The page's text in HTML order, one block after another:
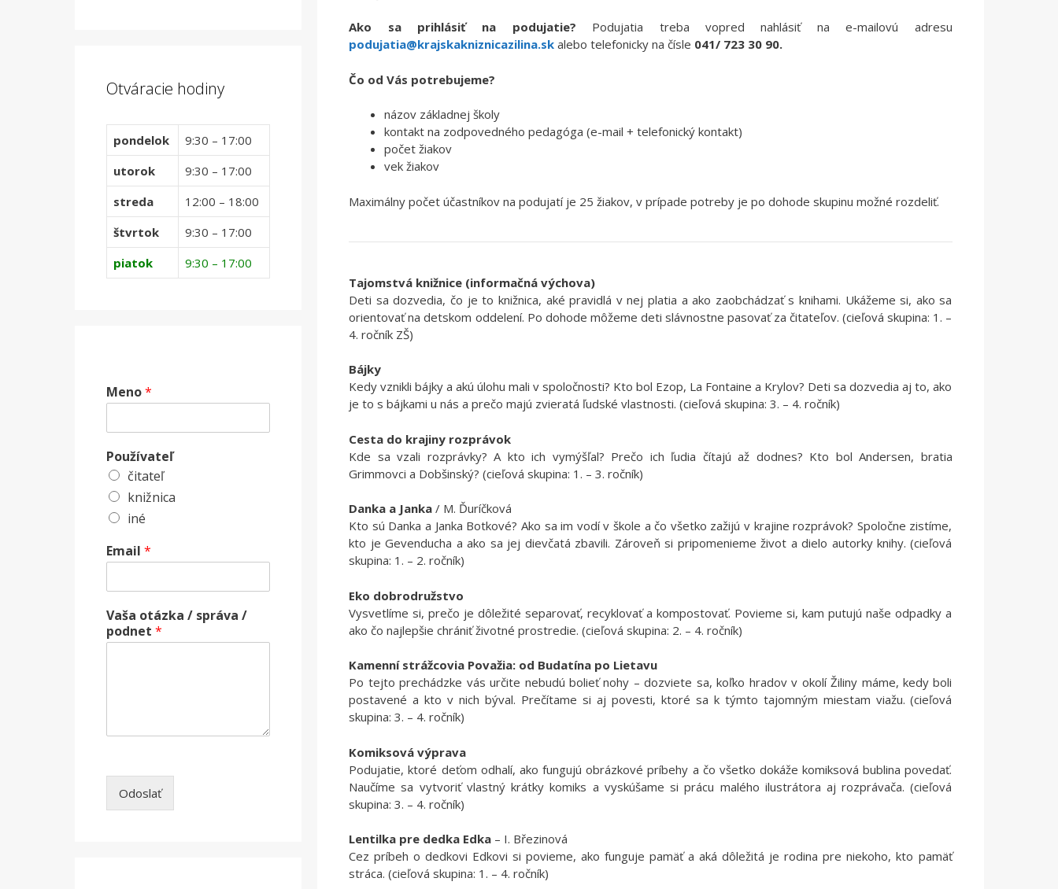
Ako sa prihlásiť na podujatie? Podujatia treba vopred nahlásiť na e-mailovú adresu
podujatia@krajskakniznicazilina.sk alebo telefonicky na čísle 041/ 723 30 90.
Čo od Vás potrebujeme?
názov základnej školy
kontakt na zodpovedného pedagóga (e-mail + telefonický kontakt)
počet žiakov
vek žiakov
Maximálny počet účastníkov na podujatí je 25 žiakov, v prípade potreby je po dohode skupinu možné rozdeliť.
Tajomstvá knižnice (informačná výchova)
Deti sa dozvedia, čo je to knižnica, aké pravidlá v nej platia a ako zaobchádzať s knihami. Ukážeme si, ako sa
orientovať na detskom oddelení. Po dohode môžeme deti slávnostne pasovať za čitateľov. (cieľová skupina: 1. –
4. ročník ZŠ)
Bájky
Kedy vznikli bájky a akú úlohu mali v spoločnosti? Kto bol Ezop, La Fontaine a Krylov? Deti sa dozvedia aj to, ako
je to s bájkami u nás a prečo majú zvieratá ľudské vlastnosti. (cieľová skupina: 3. – 4. ročník)
Cesta do krajiny rozprávok
Kde sa vzali rozprávky? A kto ich vymýšľal? Prečo ich ľudia čítajú až dodnes? Kto bol Andersen, bratia
Grimmovci a Dobšinský? (cieľová skupina: 1. – 3. ročník)
Danka a Janka / M. Ďuríčková
Kto sú Danka a Janka Botkové? Ako sa im vodí v škole a čo všetko zažijú v krajine rozprávok? Spoločne zistíme,
kto je Gevenducha a ako sa jej dievčatá zbavili. Zároveň si pripomenieme život a dielo autorky knihy. (cieľová
skupina: 1. – 2. ročník)
Eko dobrodružstvo
Vysvetlíme si, prečo je dôležité separovať, recyklovať a kompostovať. Povieme si, kam putujú naše odpadky a
ako čo najlepšie chrániť životné prostredie. (cieľová skupina: 2. – 4. ročník)
Kamenní strážcovia Považia: od Budatína po Lietavu
Po tejto prechádzke vás určite nebudú bolieť nohy – dozviete sa, koľko hradov v okolí Žiliny máme, kedy boli
postavené a kto v nich býval. Prečítame si aj povesti, ktoré sa k týmto tajomným miestam viažu. (cieľová
skupina: 3. – 4. ročník)
Komiksová výprava
Podujatie, ktoré deťom odhalí, ako fungujú obrázkové príbehy a čo všetko dokáže komiksová bublina povedať.
Naučíme sa vytvoriť vlastný krátky komiks a vyskúšame si prácu malého ilustrátora aj rozprávača. (cieľová
skupina: 3. – 4. ročník)
Lentilka pre dedka Edka – I. Březinová
Cez príbeh o dedkovi Edkovi si povieme, ako funguje pamäť a aká dôležitá je rodina pre niekoho, kto pamäť
stráca. (cieľová skupina: 1. – 4. ročník)
Otváracie hodiny
pondelok
9:30 – 17:00
utorok
9:30 – 17:00
streda
12:00 – 18:00
štvrtok
9:30 – 17:00
piatok
9:30 – 17:00
Meno*
Používateľ
čitateľ
knižnica
iné
Email *
Vaša otázka / správa /
podnet *
Odoslať